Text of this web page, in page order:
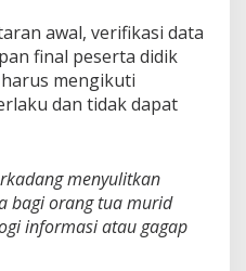
awal, verifikasi data
final peserta didik
mengikuti
dan tidak dapat
menyulitkan
bagi orang tua murid
informasi atau gagap